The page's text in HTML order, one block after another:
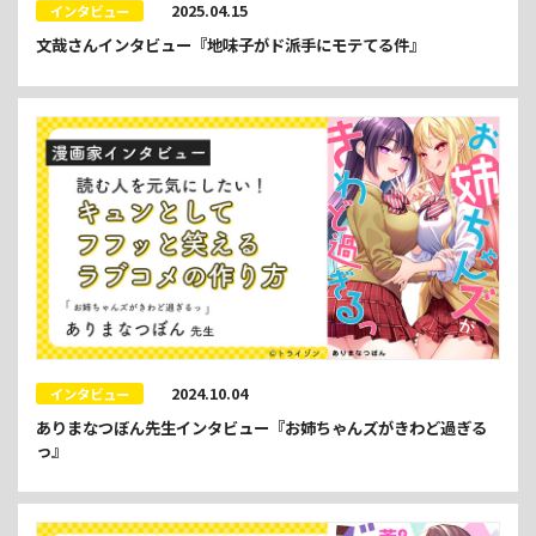
インタビュー 2025.04.15
文哉さんインタビュー『地味子がド派手にモテてる件』
インタビュー 2024.10.04
ありまなつぼん先生インタビュー『お姉ちゃんズがきわど過ぎる
っ』